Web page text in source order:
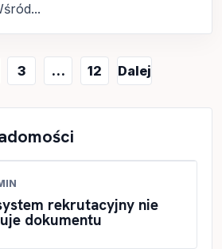
3 … 12 Dalej
rekrutacyjny nie
dokumentu